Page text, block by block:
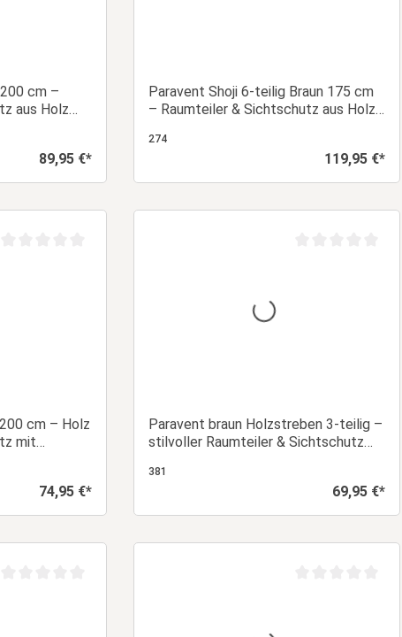
cm –
aus Holz
Regulärer Preis:
89,95 €*
Paravent Shoji 6-teilig Braun 175 cm
– Raumteiler & Sichtschutz aus Holz
274
Regulärer Preis:
119,95 €*
cm – Holz
mit
Regulärer Preis:
74,95 €*
Paravent braun Holzstreben 3-teilig –
stilvoller Raumteiler & Sichtschutz
381
Regulärer Preis:
69,95 €*